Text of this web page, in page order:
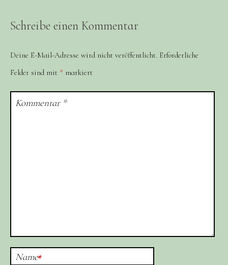
Schreibe einen Kommentar
Deine E-Mail-Adresse wird nicht veröffentlicht. Erforderliche
Felder sind mit * markiert
Kommentar *
Name*